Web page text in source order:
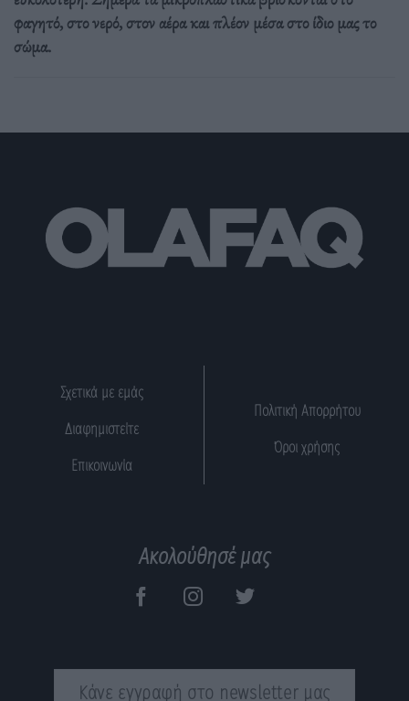
φαγητό, στο νερό, στον αέρα και πλέον μέσα στο ίδιο μας το
σώμα.
Σχετικά με εμάς
Διαφημιστείτε
Επικοινωνία
Πολιτική Απορρήτου
Όροι χρήσης
Ακολούθησέ μας
Κάνε εγγραφή στο newsletter μας